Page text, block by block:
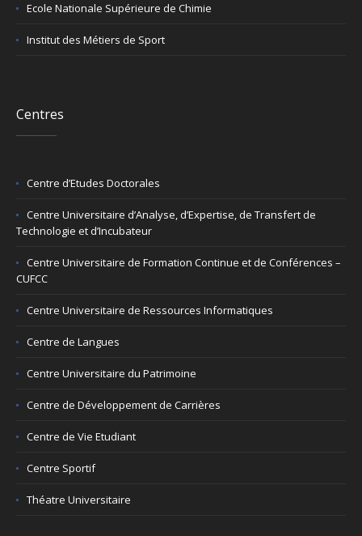
Ecole Nationale Supérieure de Chimie
Institut des Métiers de Sport
Centres
Centre d’Etudes Doctorales
Centre Universitaire d’Analyse, d’Expertise, de Transfert de
Technologie et d’Incubateur
Centre Universitaire de Formation Continue et de Conférences –
CUFCC
Centre Universitaire de Ressources Informatiques
Centre de Langues
Centre Universitaire du Patrimoine
Centre de Développement de Carrières
Centre de Vie Etudiant
Centre Sportif
Théatre Universitaire